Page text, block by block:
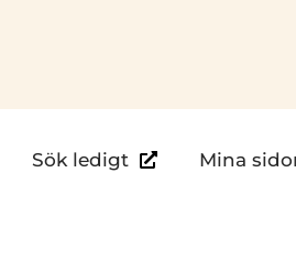
Sök ledigtLänk till annan
Mina